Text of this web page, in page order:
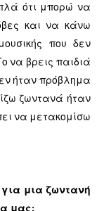
ότι μπορώ να
και να κάνω
που δεν
να βρεις παιδιά
ήταν πρόβλημα
ζωντανά ήταν
να μετακομίσω
μια ζωντανή
μας;